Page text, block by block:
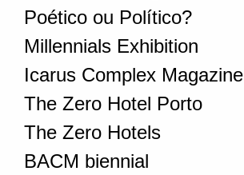
Poético ou Político?
Millennials Exhibition
Icarus Complex Magazine
The Zero Hotel Porto
The Zero Hotels
BACM biennial